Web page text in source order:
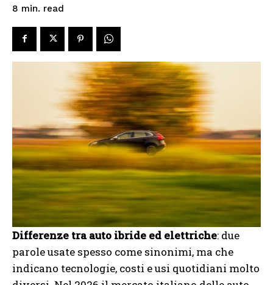
8 min. read
Differenze tra auto ibride ed elettriche: due
parole usate spesso come sinonimi, ma che
indicano tecnologie, costi e usi quotidiani molto